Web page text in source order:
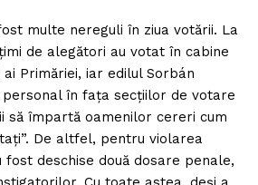
multe nereguli în ziua votării. La
de alegători au votat în cabine
ai Primăriei, iar edilul Sorbán
în faţa secţiilor de votare
să împartă oamenilor cereri cum
De altfel, pentru violarea
fost deschise două dosare penale,